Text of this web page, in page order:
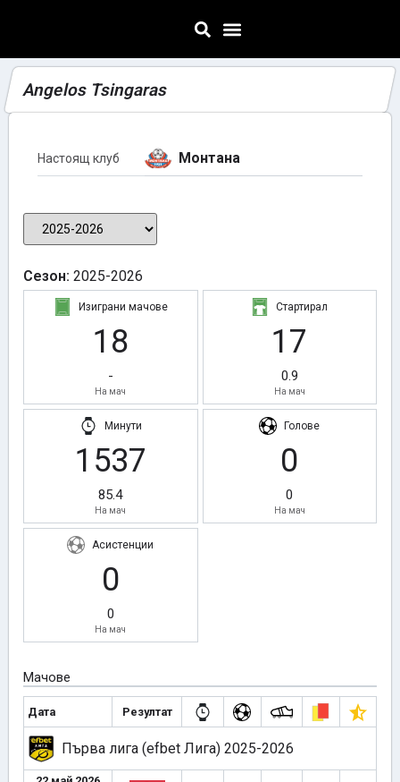
Angelos Tsingaras
Настоящ клуб Монтана
Сезон: 2025-2026
Изиграни мачове
18
-
На мач
Стартирал
17
0.9
На мач
Минути
1537
85.4
На мач
Голове
0
0
На мач
Асистенции
0
0
На мач
Мачове
Дата Резултат
Първа лига (efbet Лига) 2025-2026